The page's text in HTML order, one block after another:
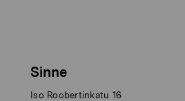
Sinne
Iso Roobertinkatu 16